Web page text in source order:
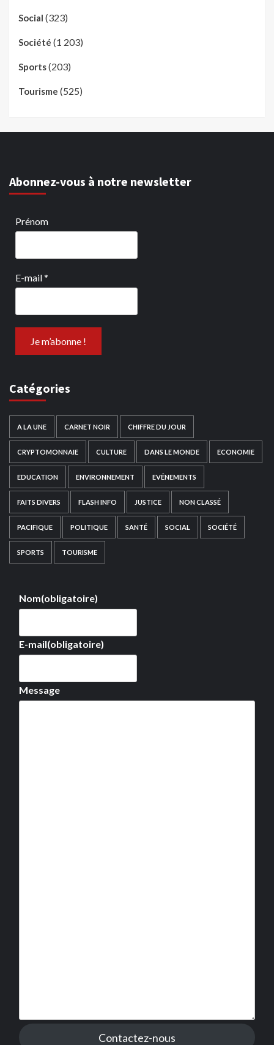
Social (323)
Société (1 203)
Sports(203)
Tourisme (525)
Abonnez-vous à notre newsletter
Prénom
E-mail*
Catégories
A LA UNE CARNET NOIR CHIFFRE DU JOUR
CRYPTOMONNAIE CULTURE DANS LE MONDE ECONOMIE
EDUCATION ENVIRONNEMENT EVÉNEMENTS
FAITS DIVERS FLASH INFO JUSTICE NON CLASSÉ
PACIFIQUE POLITIQUE SANTÉ SOCIAL SOCIÉTÉ
SPORTS TOURISME
Nom(obligatoire)
E-mail(obligatoire)
Message
Contactez-nous